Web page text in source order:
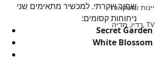
יינות ומשקאות
TV ,רדיו, מדיה
שחור ויוקרתי. למכשיר מתאימים שני
ניחוחות קסומים:
Secret Garden
White Blossom